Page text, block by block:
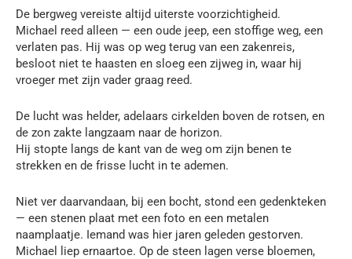
De bergweg vereiste altijd uiterste voorzichtigheid.
Michael reed alleen — een oude jeep, een stoffige weg, een
verlaten pas. Hij was op weg terug van een zakenreis,
besloot niet te haasten en sloeg een zijweg in, waar hij
vroeger met zijn vader graag reed.
De lucht was helder, adelaars cirkelden boven de rotsen, en
de zon zakte langzaam naar de horizon.
Hij stopte langs de kant van de weg om zijn benen te
strekken en de frisse lucht in te ademen.
Niet ver daarvandaan, bij een bocht, stond een gedenkteken
— een stenen plaat met een foto en een metalen
naamplaatje. Iemand was hier jaren geleden gestorven.
Michael liep ernaartoe. Op de steen lagen verse bloemen,